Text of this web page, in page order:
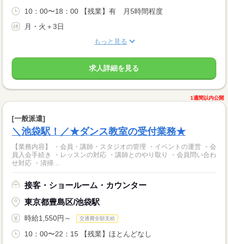
10：00〜18：00 【残業】有 月5時間程度
月・火＋3日
もっと見る
求人詳細を見る
1週間以内公開
[一般派遣]
＼池袋駅！／★ダンス教室の受付業務★
【業務内容】 ・会員・講師・スタジオの管理 ・イベントの運営 ・会
員入会手続き ・レッスンの対応 ・講師とのやり取り ・会員問い合わ
せ対応 ・清掃...
接客・ショールーム・カウンター
東京都豊島区/池袋駅
時給1,550円～ 交通費全額支給
10：00〜22：15 【残業】ほとんどなし